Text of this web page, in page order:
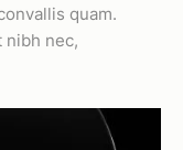
quam.
nibh nec,